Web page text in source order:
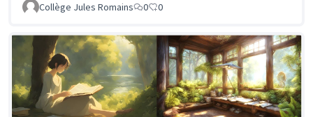
Collège Jules Romains 0 0